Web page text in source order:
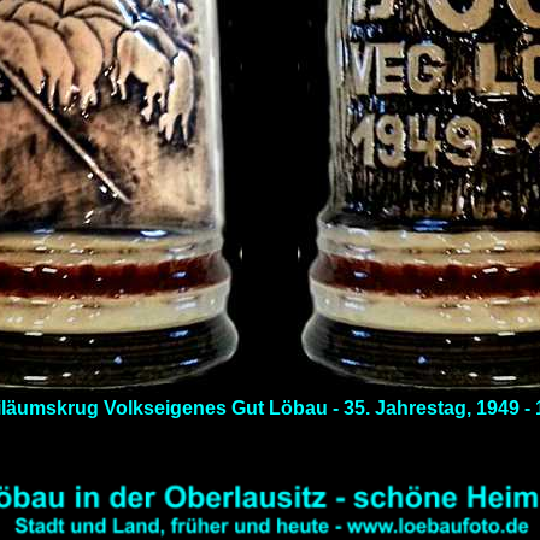
Volkseigenes Gut Löbau - 35. Jahrestag, 1949 -